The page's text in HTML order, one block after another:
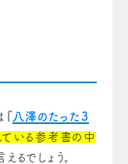
八澤のたった3
いる参考書の中
るでしょう。